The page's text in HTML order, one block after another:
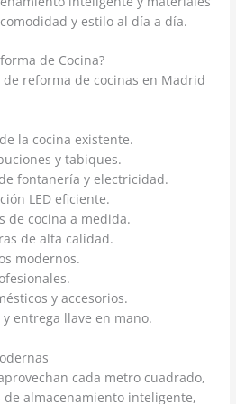
y estilo al día a día.
de Cocina?
reforma de cocinas en Madrid
la cocina existente.
y tabiques.
fontanería y electricidad.
LED eficiente.
de cocina a medida.
de alta calidad.
modernos.
y accesorios.
entrega llave en mano.
cada metro cuadrado,
almacenamiento inteligente,